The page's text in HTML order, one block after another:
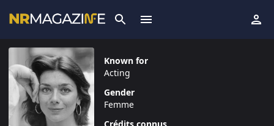
Known for
Acting
Gender
Femme